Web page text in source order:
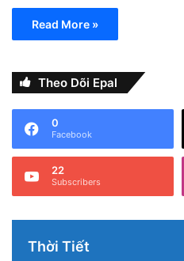
Read More »
Theo Dõi Epal
0
Facebook
22
Subscribers
Thời Tiết